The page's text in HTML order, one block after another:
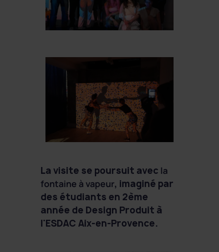
La visite se poursuit avec la
fontaine à vapeur, imaginé par
des étudiants en 2ème
année de Design Produit à
l'ESDAC Aix-en-Provence.